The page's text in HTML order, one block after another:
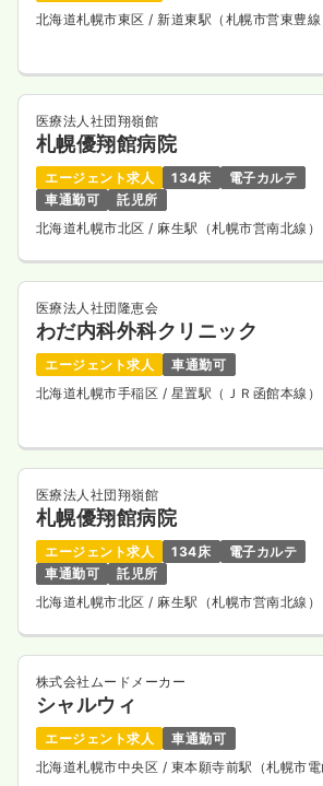
北海道札幌市東区 / 新道東駅（札幌市営東豊線
医療法人社団翔嶺館
札幌優翔館病院
エージェント求人 134床
電子カルテ
車通勤可
託児所
北海道札幌市北区/ 麻生駅（札幌市営南北線）
医療法人社団隆恵会
わだ内科外科クリニック
エージェント求人
車通勤可
北海道札幌市手稲区 / 星置駅（ＪＲ函館本線
医療法人社団翔嶺館
札幌優翔館病院
エージェント求人 134床
電子カルテ
車通勤可
託児所
北海道札幌市北区/ 麻生駅（札幌市営南北線）
株式会社ムードメーカー
シャルウィ
エージェント求人
車通勤可
北海道札幌市中央区 / 東本願寺前駅（札幌市